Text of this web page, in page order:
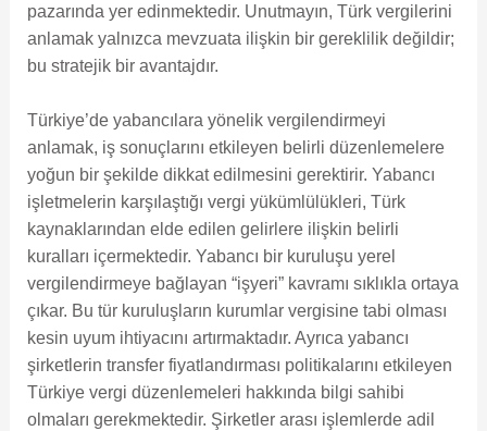
pazarında yer edinmektedir. Unutmayın, Türk vergilerini
anlamak yalnızca mevzuata ilişkin bir gereklilik değildir;
bu stratejik bir avantajdır.
Türkiye’de yabancılara yönelik vergilendirmeyi
anlamak, iş sonuçlarını etkileyen belirli düzenlemelere
yoğun bir şekilde dikkat edilmesini gerektirir. Yabancı
işletmelerin karşılaştığı vergi yükümlülükleri, Türk
kaynaklarından elde edilen gelirlere ilişkin belirli
kuralları içermektedir. Yabancı bir kuruluşu yerel
vergilendirmeye bağlayan “işyeri” kavramı sıklıkla ortaya
çıkar. Bu tür kuruluşların kurumlar vergisine tabi olması
kesin uyum ihtiyacını artırmaktadır. Ayrıca yabancı
şirketlerin transfer fiyatlandırması politikalarını etkileyen
Türkiye vergi düzenlemeleri hakkında bilgi sahibi
olmaları gerekmektedir. Şirketler arası işlemlerde adil